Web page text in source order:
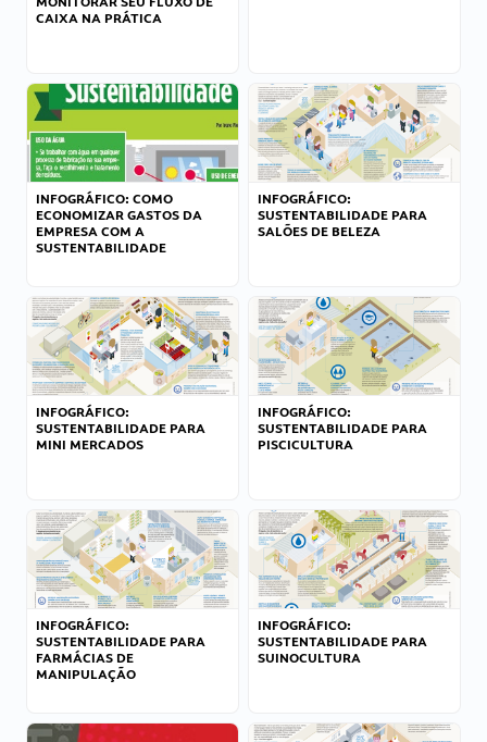
CAIXA NA PRÁTICA
INFOGRÁFICO: COMO
ECONOMIZAR GASTOS DA
EMPRESA COM A
SUSTENTABILIDADE
INFOGRÁFICO:
SUSTENTABILIDADE PARA
SALÕES DE BELEZA
INFOGRÁFICO:
SUSTENTABILIDADE PARA
MINI MERCADOS
INFOGRÁFICO:
SUSTENTABILIDADE PARA
PISCICULTURA
INFOGRÁFICO:
SUSTENTABILIDADE PARA
FARMÁCIAS DE
MANIPULAÇÃO
INFOGRÁFICO:
SUSTENTABILIDADE PARA
SUINOCULTURA